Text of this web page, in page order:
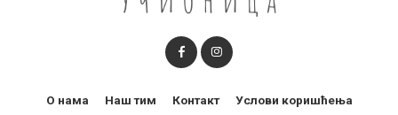
О нама Наш тим Контакт Услови коришћења